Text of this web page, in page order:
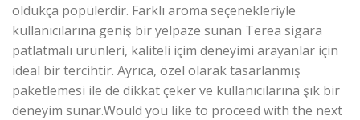
oldukça popülerdir. Farklı aroma seçenekleriyle
kullanıcılarına geniş bir yelpaze sunan Terea sigara
patlatmalı ürünleri, kaliteli içim deneyimi arayanlar için
ideal bir tercihtir. Ayrıca, özel olarak tasarlanmış
paketlemesi ile de dikkat çeker ve kullanıcılarına şık bir
deneyim sunar.Would you like to proceed with the next